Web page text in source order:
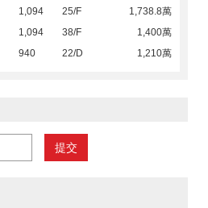
1,094 25/F
1,738.8萬
1,094 38/F
1,400萬
940 22/D 1,210萬
提交